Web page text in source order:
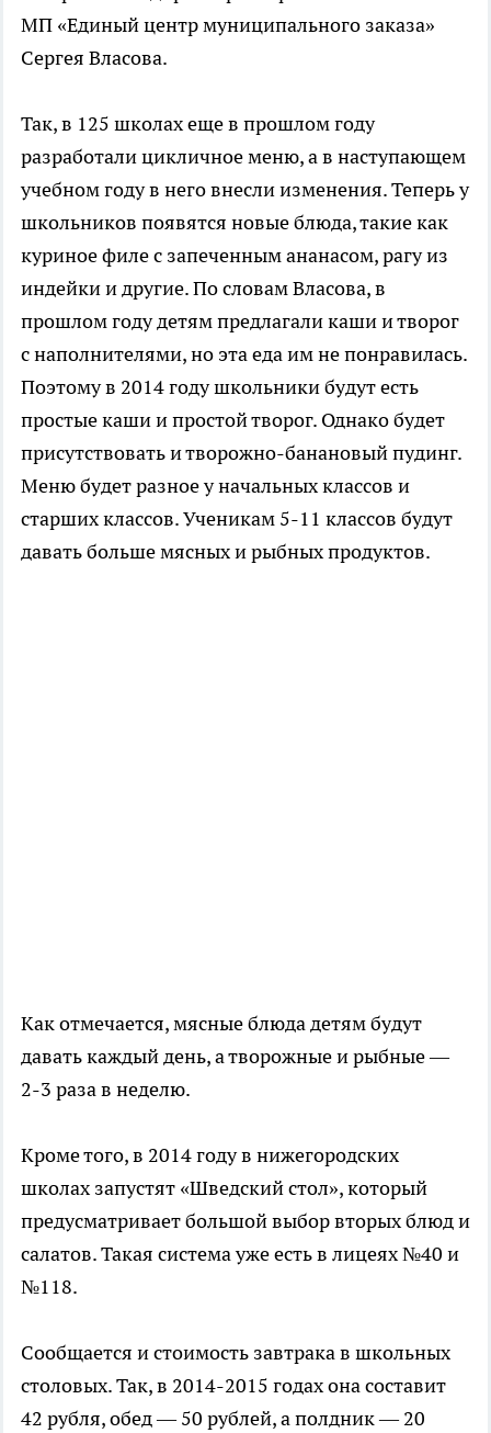
МП «Единый центр муниципального заказа»
Сергея Власова.
Так, в 125 школах еще в прошлом году
разработали цикличное меню, а в наступающем
учебном году в него внесли изменения. Теперь у
школьников появятся новые блюда, такие как
куриное филе с запеченным ананасом, рагу из
индейки и другие. По словам Власова, в
прошлом году детям предлагали каши и творог
с наполнителями, но эта еда им не понравилась.
Поэтому в 2014 году школьники будут есть
простые каши и простой творог. Однако будет
присутствовать и творожно-банановый пудинг.
Меню будет разное у начальных классов и
старших классов. Ученикам 5-11 классов будут
давать больше мясных и рыбных продуктов.
Как отмечается, мясные блюда детям будут
давать каждый день, а творожные и рыбные —
2-3 раза в неделю.
Кроме того, в 2014 году в нижегородских
школах запустят «Шведский стол», который
предусматривает большой выбор вторых блюд и
салатов. Такая система уже есть в лицеях №40 и
№118.
Сообщается и стоимость завтрака в школьных
столовых. Так, в 2014-2015 годах она составит
42 рубля, обед — 50 рублей, а полдник — 20